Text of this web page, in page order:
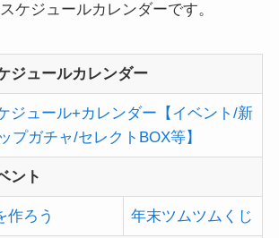
ケジュールカレンダーです。
ジュールカレンダー
ジュール+カレンダー【イベント/新
プガチャ/セレクトBOX等】
ント
作ろう 年末ツムツムくじ